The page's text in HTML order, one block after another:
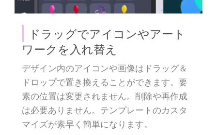
ドラッグでアイコンやアート
ワークを入れ替え
デザイン内のアイコンや画像はドラッグ＆
ドロップで置き換えることができます。要
素の位置は変更されません。削除や再作成
は必要ありません。テンプレートのカスタ
マイズが素早く簡単になります。